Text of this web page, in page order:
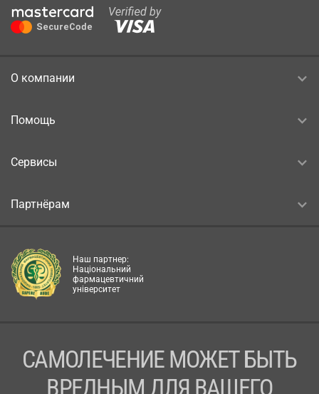
О компании
Помощь
Сервисы
Партнёрам
Наш партнер:
Національний
фармацевтичний
університет
САМОЛЕЧЕНИЕ МОЖЕТ БЫТЬ
ВРЕДНЫМ ДЛЯ ВАШЕГО